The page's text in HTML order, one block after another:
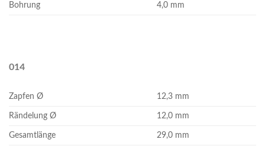
Bohrung 4,0 mm
014
Zapfen Ø 12,3 mm
Rändelung Ø 12,0 mm
Gesamtlänge 29,0 mm